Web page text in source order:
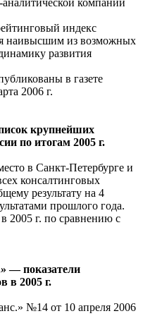
компании
индекс
наивысшим из возможных
развития
в газете
2006 г.
крупнейших
по итогам 2005 г.
в Санкт-Петербурге и
консалтинговых
результату на 4
прошлого года.
2005 г. по сравнению с
— показатели
в 2005 г.
№14 от 10 апреля 2006